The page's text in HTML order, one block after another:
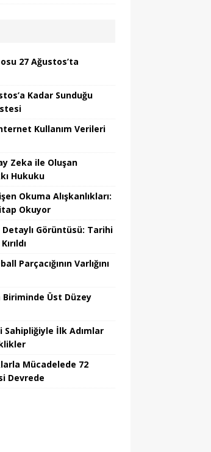
27 Ağustos’ta
Kadar Sunduğu
Kullanım Verileri
Zeka ile Oluşan
Hukuku
Okuma Alışkanlıkları:
Okuyor
Detaylı Görüntüsü: Tarihi
Parçacığının Varlığını
Biriminde Üst Düzey
Sahipliğiyle İlk Adımlar
Mücadelede 72
Devrede